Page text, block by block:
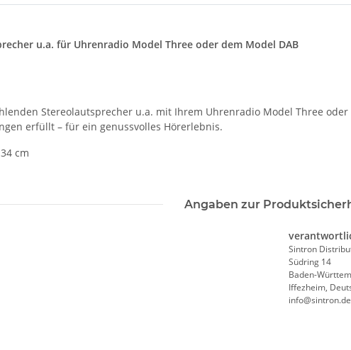
u.a. für Uhrenradio Model Three oder dem Model DAB
Stereolautsprecher u.a. mit Ihrem Uhrenradio Model Three
erfüllt – für ein genussvolles Hörerlebnis.
cm
Angaben zur
Sintron
Südring 14
Baden-
Iffezheim,
info@sintron.de